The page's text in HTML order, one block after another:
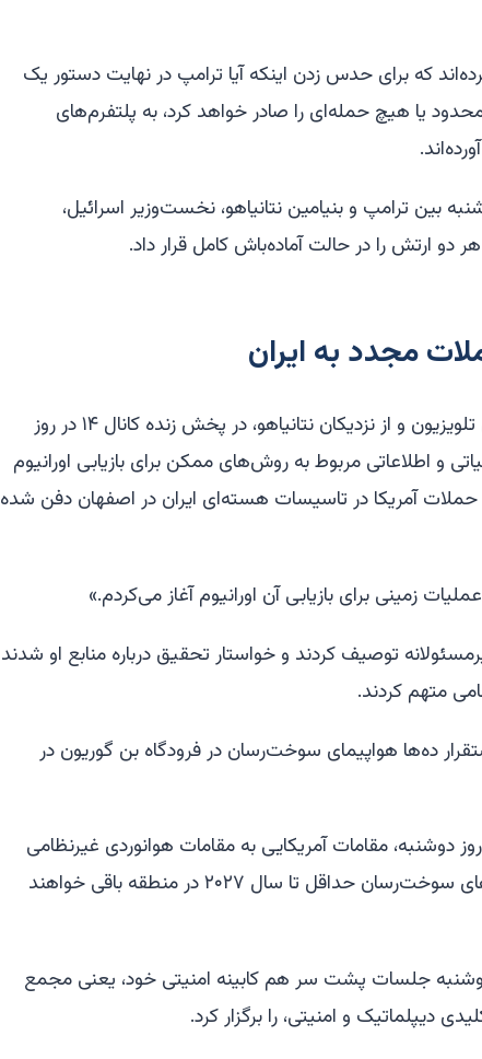
که برای حدس زدن اینکه آیا ترامپ در نهایت دستور یک
یا هیچ حمله‌ای را صادر خواهد کرد، به پلتفرم‌های
بین ترامپ و بنیامین نتانیاهو، نخست‌وزیر اسرائیل،
ارتش را در حالت آماده‌باش کامل قرار داد.
مجدد به ایران
شیمون ریکلین، روزنامه‌نگار، مجری تلویزیون و از نزدیکان نتانیاهو، در پخش زنده کانال ۱۴ در روز
و اطلاعاتی مربوط به روش‌های ممکن برای بازیابی اورانیوم
حملات آمریکا در تاسیسات هسته‌ای ایران در اصفهان دفن شده
زمینی برای بازیابی آن اورانیوم آغاز می‌کردم.»
توصیف کردند و خواستار تحقیق درباره منابع او شدند
متهم کردند.
ده‌ها هواپیمای سوخت‌رسان در فرودگاه بن گوریون در
گزارش خبری کانال ۱۲ در روز دوشنبه، مقامات آمریکایی به مقامات هوانوردی غیرنظامی
اسرائیل اطلاع داده‌اند که هواپیماهای سوخت‌رسان حداقل تا سال ۲۰۲۷ در منطقه باقی خواهند
دوشنبه جلسات پشت سر هم کابینه امنیتی خود، یعنی مجمع
و امنیتی، را برگزار کرد.